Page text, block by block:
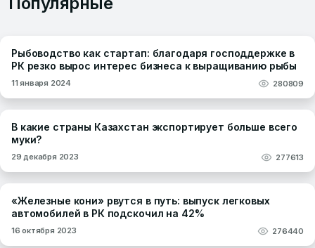
Рыбоводство как стартап: благодаря господдержке в
РК резко вырос интерес бизнеса к выращиванию рыбы
11 января 2024 280809
В какие страны Казахстан экспортирует больше всего
муки?
29 декабря 2023 277613
«Железные кони» рвутся в путь: выпуск легковых
автомобилей в РК подскочил на 42%
16 октября 2023 276440